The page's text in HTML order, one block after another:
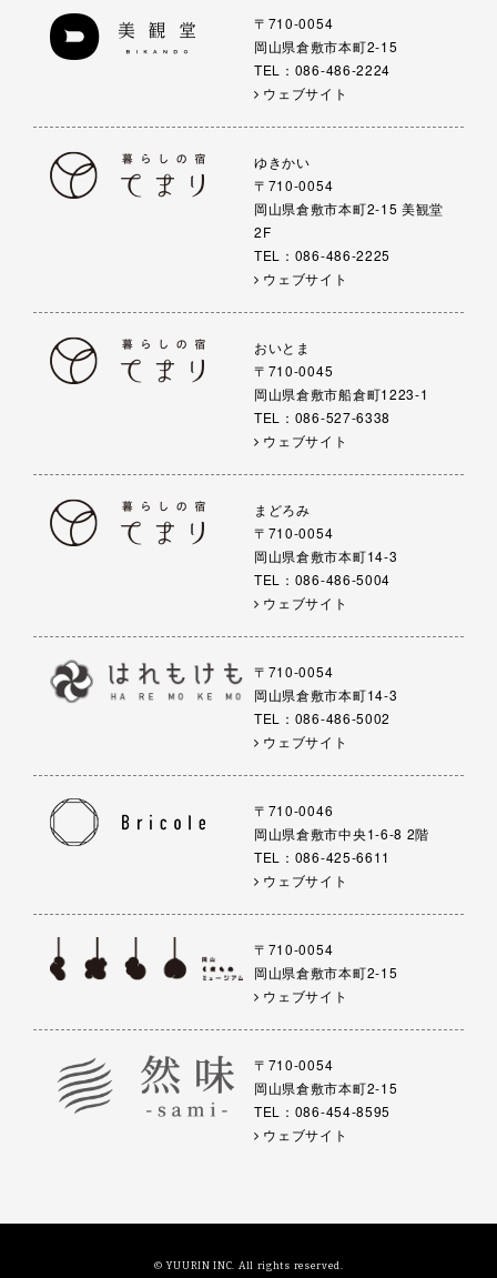
〒710-0054
岡山県倉敷市本町2-15
TEL：086-486-2224
ウェブサイト
ゆきかい
〒710-0054
岡山県倉敷市本町2-15 美観堂
2F
TEL：086-486-2225
ウェブサイト
おいとま
〒710-0045
岡山県倉敷市船倉町1223-1
TEL：086-527-6338
ウェブサイト
まどろみ
〒710-0054
岡山県倉敷市本町14-3
TEL：086-486-5004
ウェブサイト
〒710-0054
岡山県倉敷市本町14-3
TEL：086-486-5002
ウェブサイト
〒710-0046
岡山県倉敷市中央1-6-8 2階
TEL：086-425-6611
ウェブサイト
〒710-0054
岡山県倉敷市本町2-15
ウェブサイト
〒710-0054
岡山県倉敷市本町2-15
TEL：086-454-8595
ウェブサイト
© YUURIN INC. All rights reserved.